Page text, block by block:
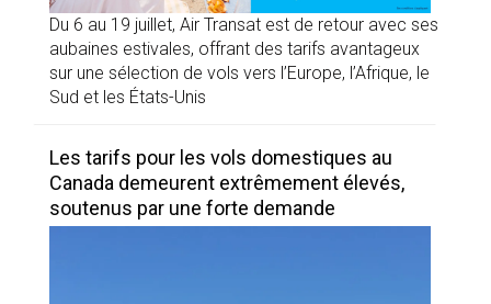
Du 6 au 19 juillet, Air Transat est de retour avec ses
aubaines estivales, offrant des tarifs avantageux
sur une sélection de vols vers l’Europe, l’Afrique, le
Sud et les États-Unis
Les tarifs pour les vols domestiques au
Canada demeurent extrêmement élevés,
soutenus par une forte demande